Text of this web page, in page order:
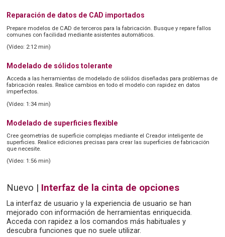
Reparación de datos de CAD importados
Prepare modelos de CAD de terceros para la fabricación. Busque y repare fallos
comunes con facilidad mediante asistentes automáticos.
(Vídeo: 2:12 min)
Modelado de sólidos tolerante
Acceda a las herramientas de modelado de sólidos diseñadas para problemas de
fabricación reales. Realice cambios en todo el modelo con rapidez en datos
imperfectos.
(Vídeo: 1:34 min)
Modelado de superficies flexible
Cree geometrías de superficie complejas mediante el Creador inteligente de
superficies. Realice ediciones precisas para crear las superficies de fabricación
que necesite.
(Vídeo: 1:56 min)
Nuevo | Interfaz de la cinta de opciones
La interfaz de usuario y la experiencia de usuario se han
mejorado con información de herramientas enriquecida.
Acceda con rapidez a los comandos más habituales y
descubra funciones que no suele utilizar.